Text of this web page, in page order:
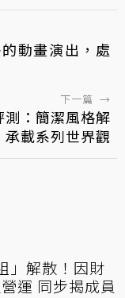
動畫演出，處
下一篇 →
：簡潔風格解
承載系列世界觀
」解散！因財
運 同步揭成員